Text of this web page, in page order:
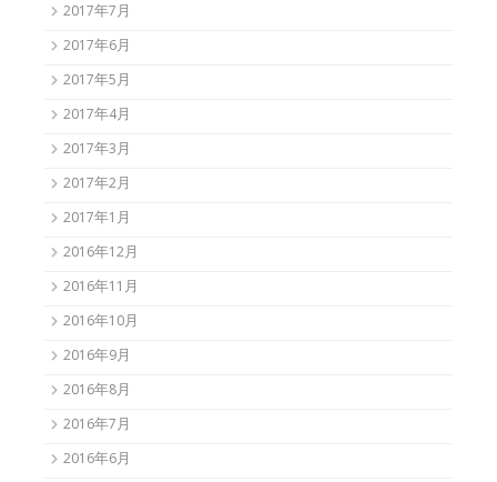
2017年7月
2017年6月
2017年5月
2017年4月
2017年3月
2017年2月
2017年1月
2016年12月
2016年11月
2016年10月
2016年9月
2016年8月
2016年7月
2016年6月